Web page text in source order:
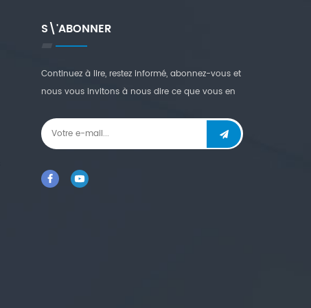
S\'ABONNER
Continuez à lire, restez informé, abonnez-vous et
nous vous invitons à nous dire ce que vous en